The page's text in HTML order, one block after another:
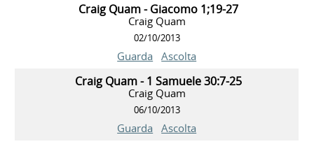
Craig Quam - Giacomo 1;19-27
Craig Quam
02/10/2013
Guarda Ascolta
Craig Quam - 1 Samuele 30:7-25
Craig Quam
06/10/2013
Guarda Ascolta